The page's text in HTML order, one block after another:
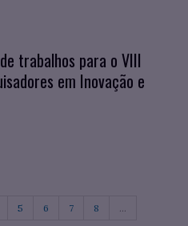
trabalhos para o VIII
em Inovação e
5 6 7 8 ...